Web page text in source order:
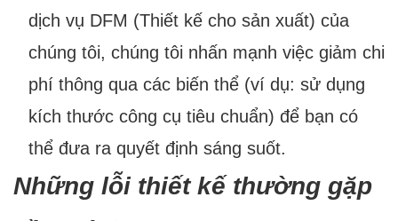
dịch vụ DFM (Thiết kế cho sản xuất) của
chúng tôi, chúng tôi nhấn mạnh việc giảm chi
phí thông qua các biến thể (ví dụ: sử dụng
kích thước công cụ tiêu chuẩn) để bạn có
thể đưa ra quyết định sáng suốt.
Những lỗi thiết kế thường gặp